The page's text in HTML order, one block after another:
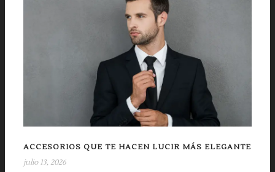
ACCESORIOS QUE TE HACEN LUCIR MÁS ELEGANTE
julio 13, 2026